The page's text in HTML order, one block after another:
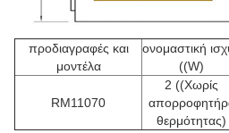
προδιαγραφές και
μοντέλα
ονομαστική
((W)
RM11070
2 ((Χωρίς
θερμότητας)